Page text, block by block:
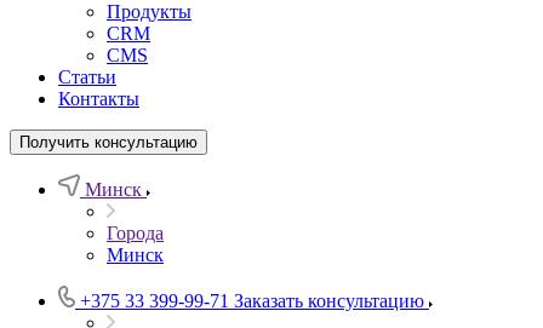
Продукты
CRM
CMS
Статьи
Контакты
Получить консультацию
Минск
Города
Минск
+375 33 399-99-71 Заказать консультацию